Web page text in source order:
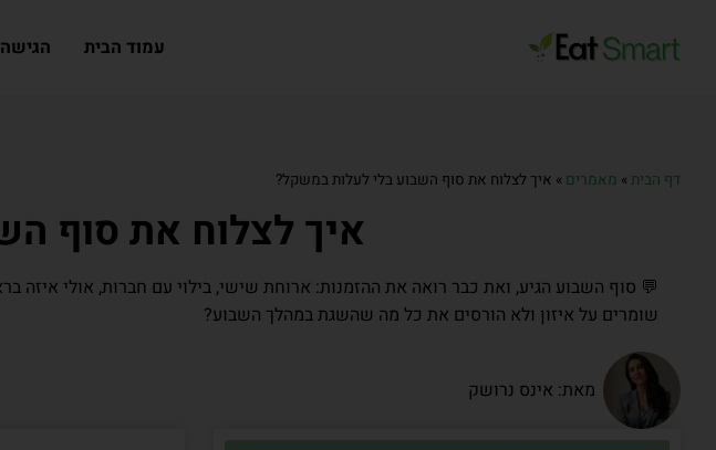
עמוד הבית הגישה
דף הבית » מאמרים » איך לצלוח את סוף השבוע בלי לעלות במשקל?
איך לצלוח את סוף
💬 סוף השבוע הגיע, ואת כבר רואה את ההזמנות: ארוחת שישי, בילוי עם חברות, אולי
שומרים על איזון ולא הורסים את כל מה שהשגת במהלך השבוע?
מאת: אינס נרושק